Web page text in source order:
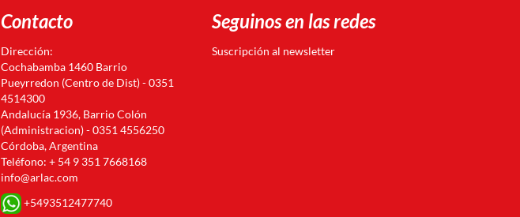
Contacto
Dirección:
Cochabamba 1460 Barrio
Pueyrredon (Centro de Dist) - 0351
4514300
Andalucía 1936, Barrio Colón
(Administracion) - 0351 4556250
Córdoba, Argentina
Teléfono: + 54 9 351 7668168
info@arlac.com
+5493512477740
Seguinos en las redes
Suscripción al newsletter